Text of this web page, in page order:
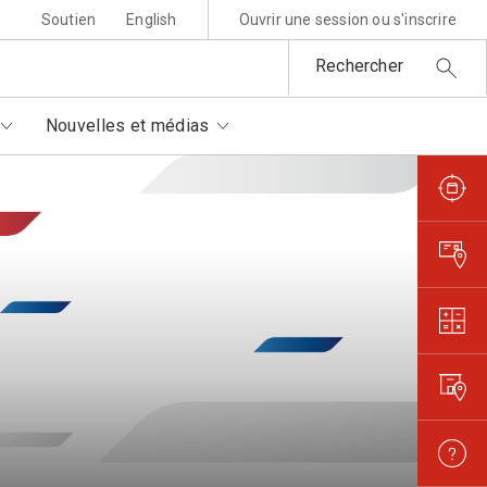
Soutien English Ouvrir une session ou s'inscrire
Rechercher
et règlements
Nouvelles et médias
et interruptions